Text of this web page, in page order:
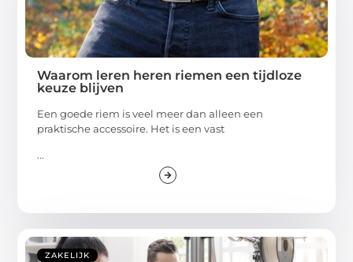
Waarom leren heren riemen een tijdloze
keuze blijven
Een goede riem is veel meer dan alleen een
praktische accessoire. Het is een vast
...
ZAKELIJK